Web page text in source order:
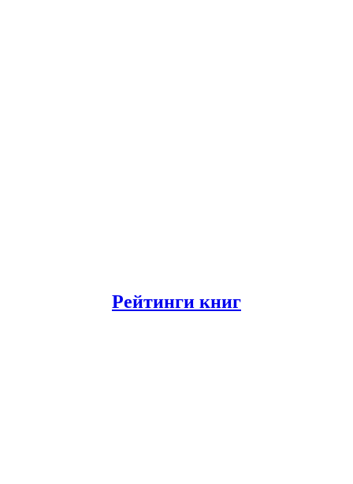
Рейтинги книг